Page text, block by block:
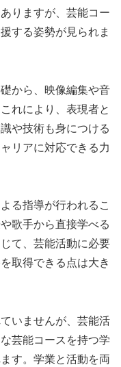
りますが、芸能コー
する姿勢が見られま
から、映像編集や音
れにより、表現者と
や技術も身につける
リアに対応できる力
る指導が行われるこ
歌手から直接学べる
て、芸能活動に必要
取得できる点は大き
いませんが、芸能活
芸能コースを持つ学
す。学業と活動を両